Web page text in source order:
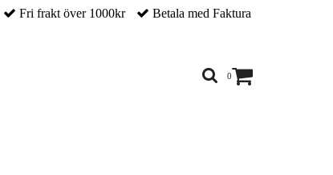
Fri frakt över 1000kr Betala med Faktura
0